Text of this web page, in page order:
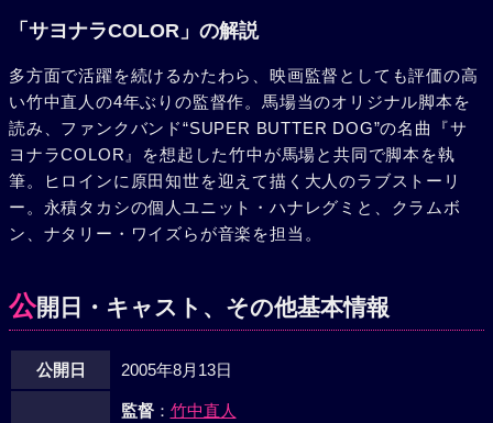
化学療法が効き、未知子は手術できる状態にまで回復した。
配する後輩の医師・前田（内村光良）の薦めで、担当は子宮
がんの権威・巌岳先生（中島みゆき）に決まった。正平は長
年の不摂生がたたって、病魔に身体をむしばまれていた。そ
うとは知らない未知子は、夜勤明けの正平を海に誘い出し
た。ランプの材料となるガラスのかけらを、正平と共に集め
ようと思ったのだ。死ぬことへの恐怖におびえる未知子を、
「あなたは長生きしなくちゃだめだ」と励ます正平。“欠
窓会に出席した。久々の旧友との再会。壇上で未知子はスピ
ーチするが、正平は所在なさげに後ろで佇むのだった。そし
未知子は正平に告げる。「先生、これからの50年、私と一緒
に生きていただけませんか？」。正平を求めるように差し出
「サヨナラCOLOR」の解説
多方面で活躍を続けるかたわら、映画監督としても評価の高
い竹中直人の4年ぶりの監督作。馬場当のオリジナル脚本を
読み、ファンクバンド“SUPER BUTTER DOG”の名曲『サ
ヨナラCOLOR』を想起した竹中が馬場と共同で脚本を執
筆。ヒロインに原田知世を迎えて描く大人のラブストーリ
ー。永積タカシの個人ユニット・ハナレグミと、クラムボ
ン、ナタリー・ワイズらが音楽を担当。
公開日・キャスト、その他基本情報
公開日 2005年8月13日
監督： 竹中直人